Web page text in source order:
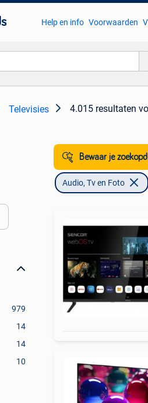
Help en info Voorwaarden
Televisies 4.015 resultaten
979
14
14
10
Bewaar je
Audio, Tv en Foto